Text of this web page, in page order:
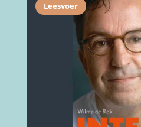
Leesvoer